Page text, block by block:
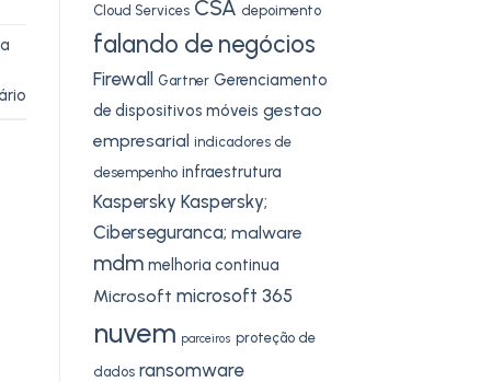
Cloud Services CSA depoimento
falando de negócios
Firewall Gartner Gerenciamento
de dispositivos móveis gestao
empresarial indicadores de
desempenho infraestrutura
Kaspersky Kaspersky;
Ciberseguranca; malware
mdm melhoria continua
Microsoft microsoft 365
nuvem parceiros proteção de
dados ransomware